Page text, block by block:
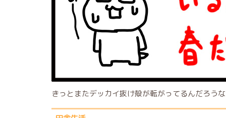
きっとまたデッカイ抜け殻が転がってるんだろう